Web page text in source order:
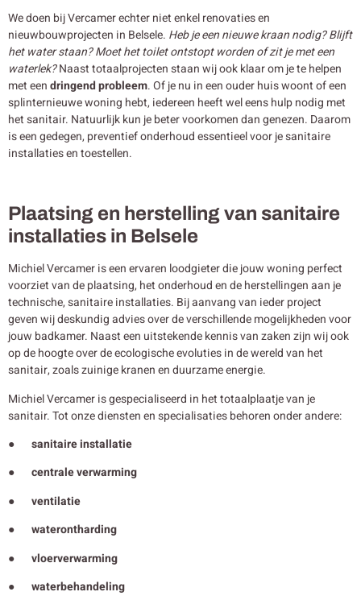
We doen bij Vercamer echter niet enkel renovaties en
nieuwbouwprojecten in Belsele. Heb je een nieuwe kraan nodig? Blijft
het water staan? Moet het toilet ontstopt worden of zit je met een
waterlek?Naast totaalprojecten staan wij ook klaar om je te helpen
met eendringend probleem. Of je nu in een ouder huis woont of een
splinternieuwe woning hebt, iedereen heeft wel eens hulp nodig met
het sanitair. Natuurlijk kun je beter voorkomen dan genezen. Daarom
is een gedegen, preventief onderhoud essentieel voor je sanitaire
installaties en toestellen.
Plaatsing en herstelling van sanitaire
installaties in Belsele
Michiel Vercamer is een ervaren loodgieter die jouw woning perfect
voorziet van de plaatsing, het onderhoud en de herstellingen aan je
technische, sanitaire installaties. Bij aanvang van ieder project
geven wij deskundig advies over de verschillende mogelijkheden voor
jouw badkamer. Naast een uitstekende kennis van zaken zijn wij ook
op de hoogte over de ecologische evoluties in de wereld van het
sanitair, zoals zuinige kranen en duurzame energie.
Michiel Vercamer is gespecialiseerd in het totaalplaatje van je
sanitair. Tot onze diensten en specialisaties behoren onder andere:
● sanitaire installatie
● centrale verwarming
● ventilatie
● waterontharding
● vloerverwarming
● waterbehandeling